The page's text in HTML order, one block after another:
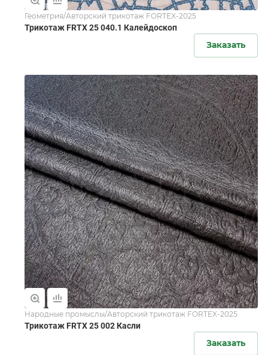
Геометрия/Авторский трикотаж FORTEX-2025
Трикотаж FRTX 25 040.1 Калейдоскоп
Заказать
Народные промыслы/Авторский трикотаж FORTEX-2025
Трикотаж FRTX 25 002 Касли
Заказать